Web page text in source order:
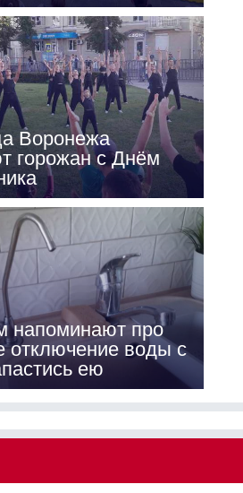
Воронежа
горожан с Днём
напоминают про
отключение воды с
ею